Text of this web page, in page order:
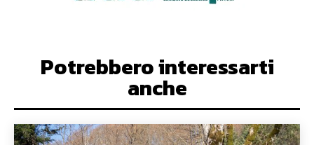
Potrebbero interessarti
anche